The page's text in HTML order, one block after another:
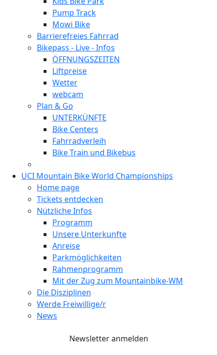
Pump Track
Mowi Bike
Barrierefreies Fahrrad
Bikepass - Live - Infos
ÖFFNUNGSZEITEN
Liftpreise
Wetter
webcam
Plan & Go
UNTERKÜNFTE
Bike Centers
Fahrradverleih
Bike Train und Bikebus
UCI Mountain Bike World Championships
Home page
Tickets entdecken
Nützliche Infos
Programm
Unsere Unterkunfte
Anreise
Parkmöglichkeiten
Rahmenprogramm
Mit der Zug zum Mountainbike-WM
Die Disziplinen
Werde Freiwillige/r
News
Newsletter anmelden